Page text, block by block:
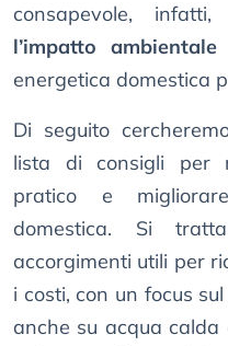
consapevole,
l’impatto ambientale
energetica domestica
Di seguito
lista di consigli per
pratico e
domestica. Si
accorgimenti utili per
i costi, con un focus
anche su acqua calda